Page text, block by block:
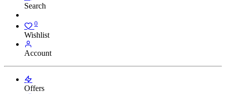
Search
0
Wishlist
Account
Offers